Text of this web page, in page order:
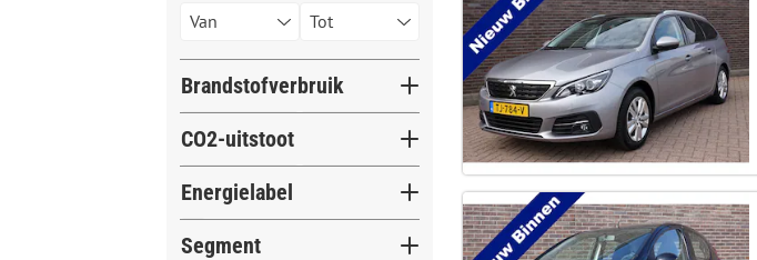
Brandstofverbruik
CO2-uitstoot
Energielabel
Segment